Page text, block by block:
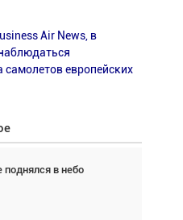
Air News, в
европейских
поднялся в небо
и БПЛА в